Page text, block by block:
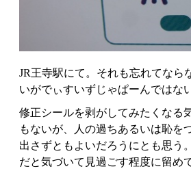
JR王寺駅にて。それも忘れてなら
いがでぃすいずじゃぱーんではない
修正シールを剥がしてみたくなる
もないが、人の過ちあるいは恥を
出さずともよいだろうにとも思う
だと気づいて見過ごす程度に留め